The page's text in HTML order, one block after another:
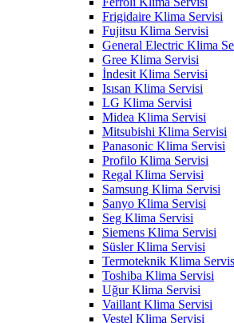
Frigidaire Klima Servisi
Fujitsu Klima Servisi
General Electric Klima
Gree Klima Servisi
İndesit Klima Servisi
Isısan Klima Servisi
LG Klima Servisi
Midea Klima Servisi
Mitsubishi Klima Servisi
Panasonic Klima Servisi
Profilo Klima Servisi
Regal Klima Servisi
Samsung Klima Servisi
Sanyo Klima Servisi
Seg Klima Servisi
Siemens Klima Servisi
Süsler Klima Servisi
Termoteknik Klima
Toshiba Klima Servisi
Uğur Klima Servisi
Vaillant Klima Servisi
Vestel Klima Servisi